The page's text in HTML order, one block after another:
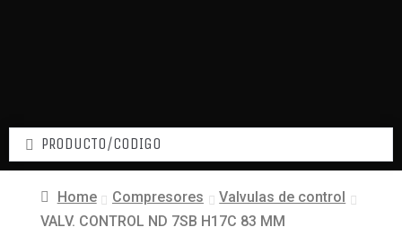
Home Compresores
Valvulas de control
VALV. CONTROL ND 7SB H17C 83 MM